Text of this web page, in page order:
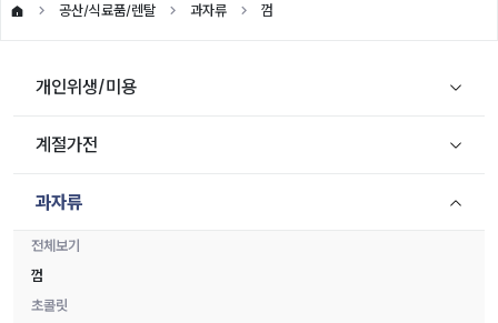
공산/식료품/렌탈 과자류 껌
개인위생/미용
계절가전
과자류
전체보기
껌
초콜릿